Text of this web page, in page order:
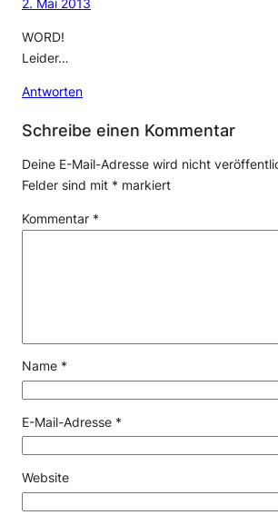
2. Mai 2013
WORD!
Leider…
Antworten
Schreibe einen Kommentar
Deine E-Mail-Adresse wird nicht
Felder sind mit * markiert
Kommentar *
Name *
E-Mail-Adresse *
Website